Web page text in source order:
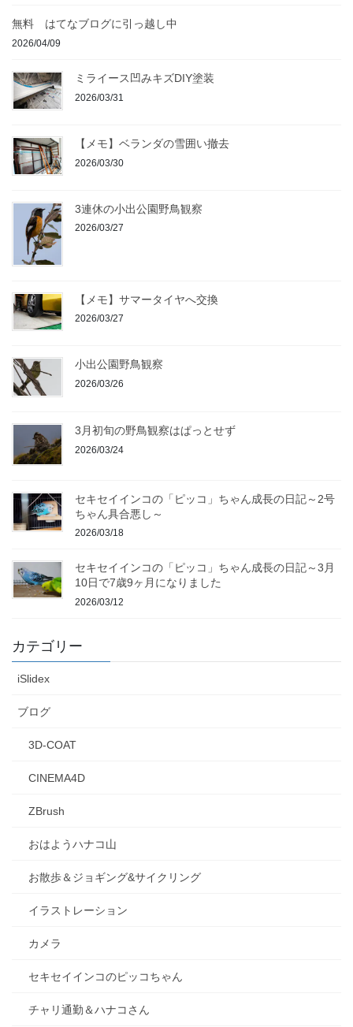
無料 はてなブログに引っ越し中
2026/04/09
ミライース凹みキズDIY塗装
2026/03/31
【メモ】ベランダの雪囲い撤去
2026/03/30
3連休の小出公園野鳥観察
2026/03/27
【メモ】サマータイヤへ交換
2026/03/27
小出公園野鳥観察
2026/03/26
3月初旬の野鳥観察はぱっとせず
2026/03/24
セキセイインコの「ピッコ」ちゃん成長の日記～2号
ちゃん具合悪し～
2026/03/18
セキセイインコの「ピッコ」ちゃん成長の日記～3月
10日で7歳9ヶ月になりました
2026/03/12
カテゴリー
iSlidex
ブログ
3D-COAT
CINEMA4D
ZBrush
おはようハナコ山
お散歩＆ジョギング&サイクリング
イラストレーション
カメラ
セキセイインコのピッコちゃん
チャリ通勤＆ハナコさん